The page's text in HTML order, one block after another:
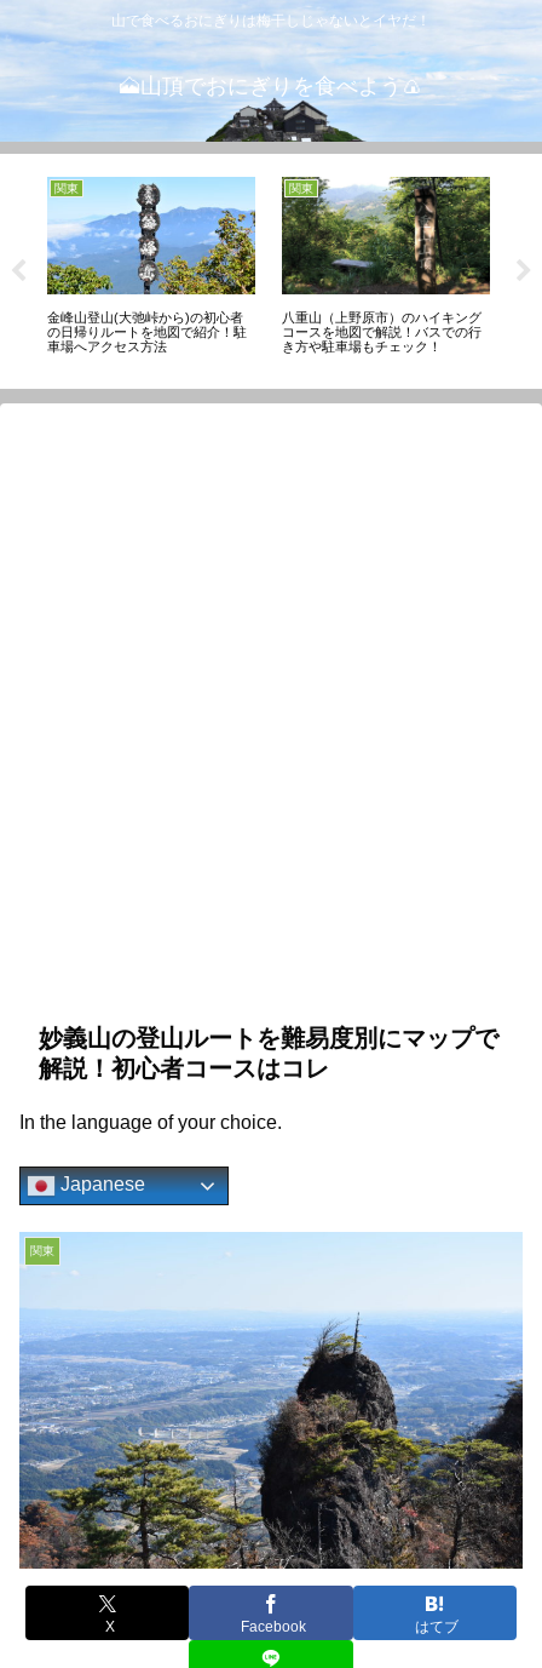
山で食べるおにぎりは梅干しじゃないとイヤだ！
🗻山頂でおにぎりを食べよう🍙
関東
金峰山登山(大弛峠から)の初心者
の日帰りルートを地図で紹介！駐
車場へアクセス方法
関東
八重山（上野原市）のハイキング
コースを地図で解説！バスでの行
き方や駐車場もチェック！
妙義山の登山ルートを難易度別にマップで
解説！初心者コースはコレ
In the language of your choice.
Japanese
関東
X Facebook はてブ